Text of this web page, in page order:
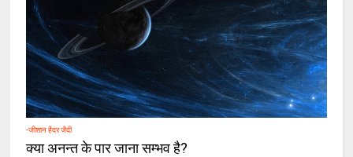
-जीशान हैदर जैदी
क्या अनन्त के पार जाना सम्भव है?